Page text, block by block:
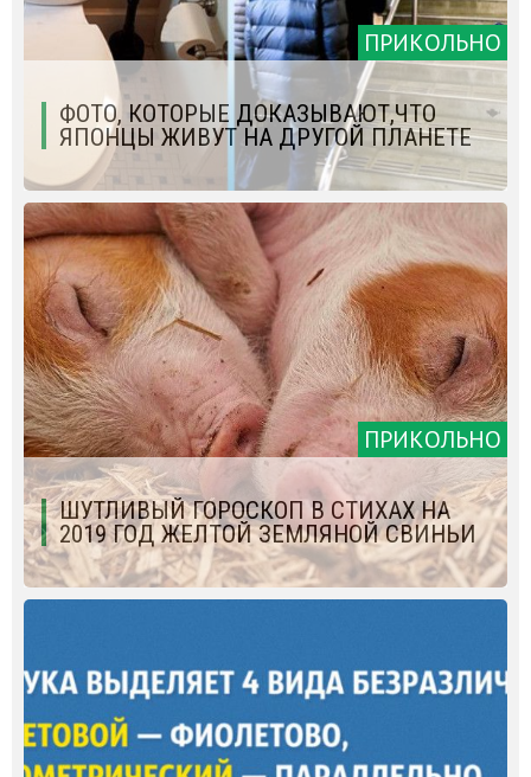
ПРИКОЛЬНО
ФОТО, КОТОРЫЕ ДОКАЗЫВАЮТ,ЧТО
ЯПОНЦЫ ЖИВУТ НА ДРУГОЙ ПЛАНЕТЕ
ПРИКОЛЬНО
ШУТЛИВЫЙ ГОРОСКОП В СТИХАХ НА
2019 ГОД ЖЕЛТОЙ ЗЕМЛЯНОЙ СВИНЬИ